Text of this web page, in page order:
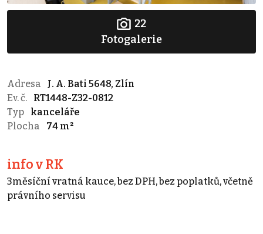
22
Fotogalerie
Adresa
J. A. Bati 5648, Zlín
Ev. č.
RT1448-Z32-0812
Typ
kanceláře
Plocha
74 m²
info v RK
3měsíční vratná kauce, bez DPH, bez poplatků, včetně
právního servisu